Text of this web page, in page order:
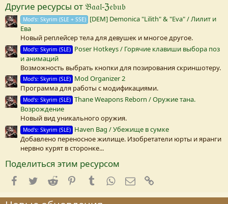
Другие ресурсы от 𝔅𝔞𝔞𝔩-ℨ𝔢𝔟𝔲𝔟
Mod's: Skyrim (SLE + SSE) [DEM] Demonica "Lilith" & "Eva" / Лилит и
Ева
Новый реплейсер тела для девушек и многое другое.
Mod's: Skyrim (SLE) Poser Hotkeys / Горячие клавиши выбора поз
и анимаций
Возможность выбрать кнопки для позирования скриншотеру.
Mod's: Skyrim (SLE) Mod Organizer 2
Программа для работы с модификациями.
Mod's: Skyrim (SLE) Thane Weapons Reborn / Оружие тана.
Возрождение
Новый вид уникального оружия.
Mod's: Skyrim (SLE) Haven Bag / Убежище в сумке
Добавлено переносное жилище. Изобретатели юрты и яранги
нервно курят в сторонке...
Поделиться этим ресурсом
Facebook
TwitterReddit PinterestTumblrWhatsApp
E-mail